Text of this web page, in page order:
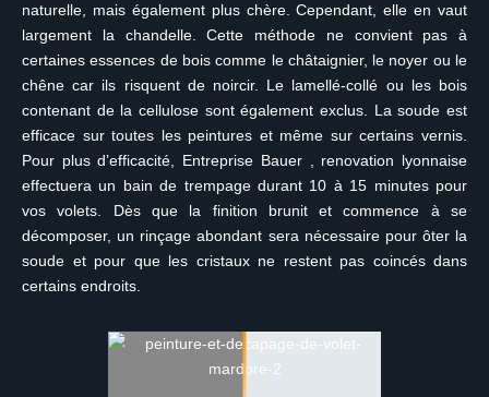
naturelle, mais également plus chère. Cependant, elle en vaut
largement la chandelle. Cette méthode ne convient pas à
certaines essences de bois comme le châtaignier, le noyer ou le
chêne car ils risquent de noircir. Le lamellé-collé ou les bois
contenant de la cellulose sont également exclus. La soude est
efficace sur toutes les peintures et même sur certains vernis.
Pour plus d’efficacité, Entreprise Bauer , renovation lyonnaise
effectuera un bain de trempage durant 10 à 15 minutes pour
vos volets. Dès que la finition brunit et commence à se
décomposer, un rinçage abondant sera nécessaire pour ôter la
soude et pour que les cristaux ne restent pas coincés dans
certains endroits.